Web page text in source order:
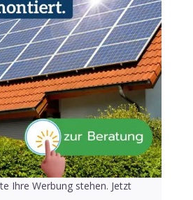
Ihre Werbung stehen. Jetzt